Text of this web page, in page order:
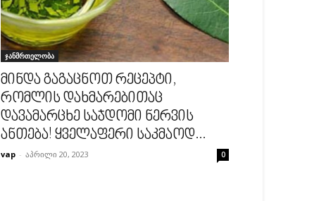
ჯანმრთელობა
მინდა გაგაცნოთ რეცეპტი,
რომლის დახმარებითაც
დავამარცხე საჯდომი ნერვის
ანთება! ყველაფერი საკმაოდ...
vap - აპრილი 20, 2023 0